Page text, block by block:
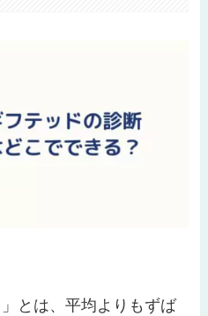
とは、平均よりもずば